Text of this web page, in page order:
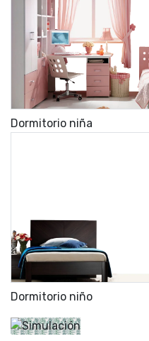
Dormitorio niña
Dormitorio niño